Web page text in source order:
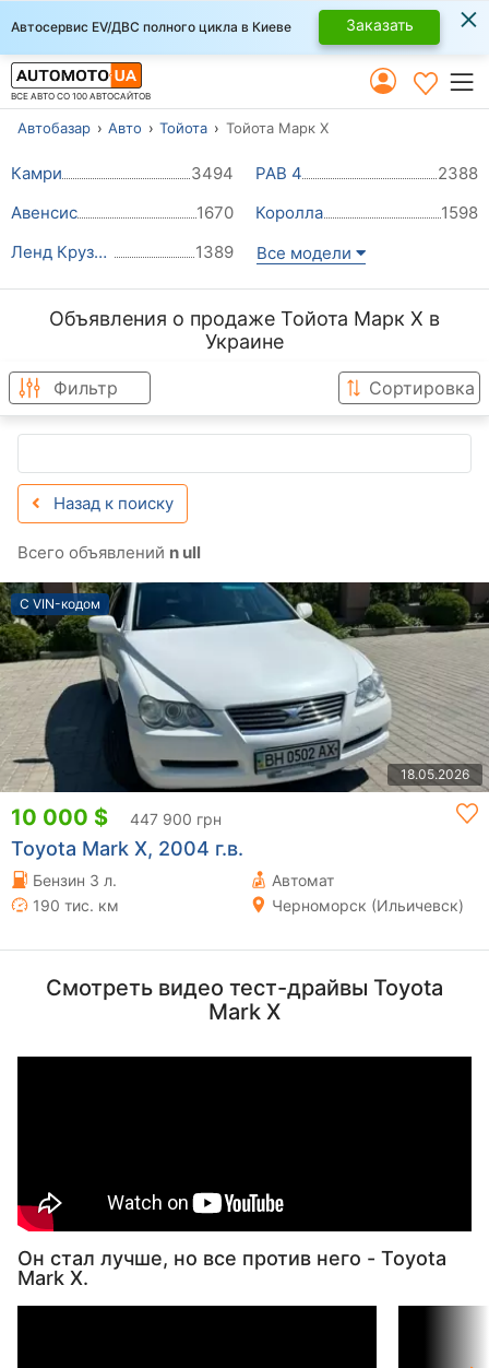
Автосервис EV/ДВС полного цикла в Киеве Заказать ×
ВСЕ АВТО СО 100 АВТОСАЙТОВ
Автобазар Авто Тойота Тойота Марк X
Камри 3494 РАВ 4
2388
Авенсис
1670 Королла
1598
Ленд Крузер Прадо
1389 Все модели
Объявления о продаже Тойота Марк X в
Украине
Фильтр Сортировка
Назад к поиску
Всего объявлений n ull
С VIN-кодом
18.05.2026
10 000 $ 447 900 грн
Toyota Mark X, 2004 г.в.
Бензин 3 л.
Автомат
190 тис. км
Черноморск (Ильичевск)
Смотреть видео тест-драйвы Toyota
Mark X
Он стал лучше, но все против него - Toyota
Mark X.